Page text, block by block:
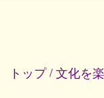
トップ / 文化を